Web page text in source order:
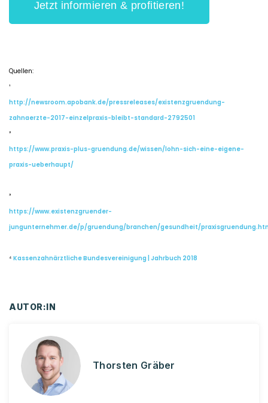
Jetzt informieren & profitieren!
Quellen:
¹
http://newsroom.apobank.de/pressreleases/existenzgruendung-
zahnaerzte-2017-einzelpraxis-bleibt-standard-2792501
²
https://www.praxis-plus-gruendung.de/wissen/lohn-sich-eine-eigene-
praxis-ueberhaupt/
³
https://www.existenzgruender-
jungunternehmer.de/p/gruendung/branchen/gesundheit/
⁴ Kassenzahnärztliche Bundesvereinigung | Jahrbuch 2018
AUTOR:IN
Thorsten Gräber